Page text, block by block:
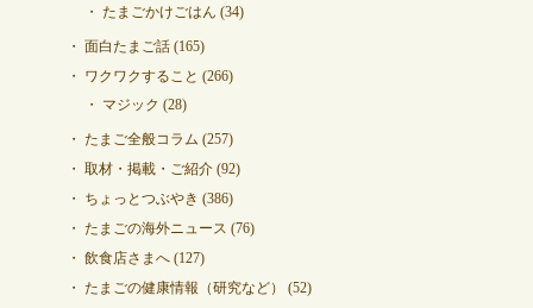
たまごかけごはん (34)
面白たまご話(165)
ワクワクすること (266)
マジック (28)
たまご全般コラム (257)
取材・掲載・ご紹介(92)
ちょっとつぶやき (386)
たまごの海外ニュース (76)
飲食店さまへ(127)
たまごの健康情報（研究など）
(52)